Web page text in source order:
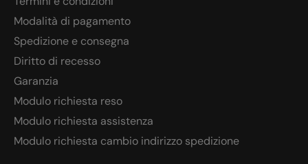
Modalità di pagamento
Spedizione e consegna
Diritto di recesso
Garanzia
Modulo richiesta reso
Modulo richiesta assistenza
Modulo richiesta cambio indirizzo spedizione